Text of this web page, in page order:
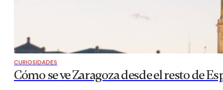
CURIOSIDADES
Cómo se ve Zaragoza desde el resto de